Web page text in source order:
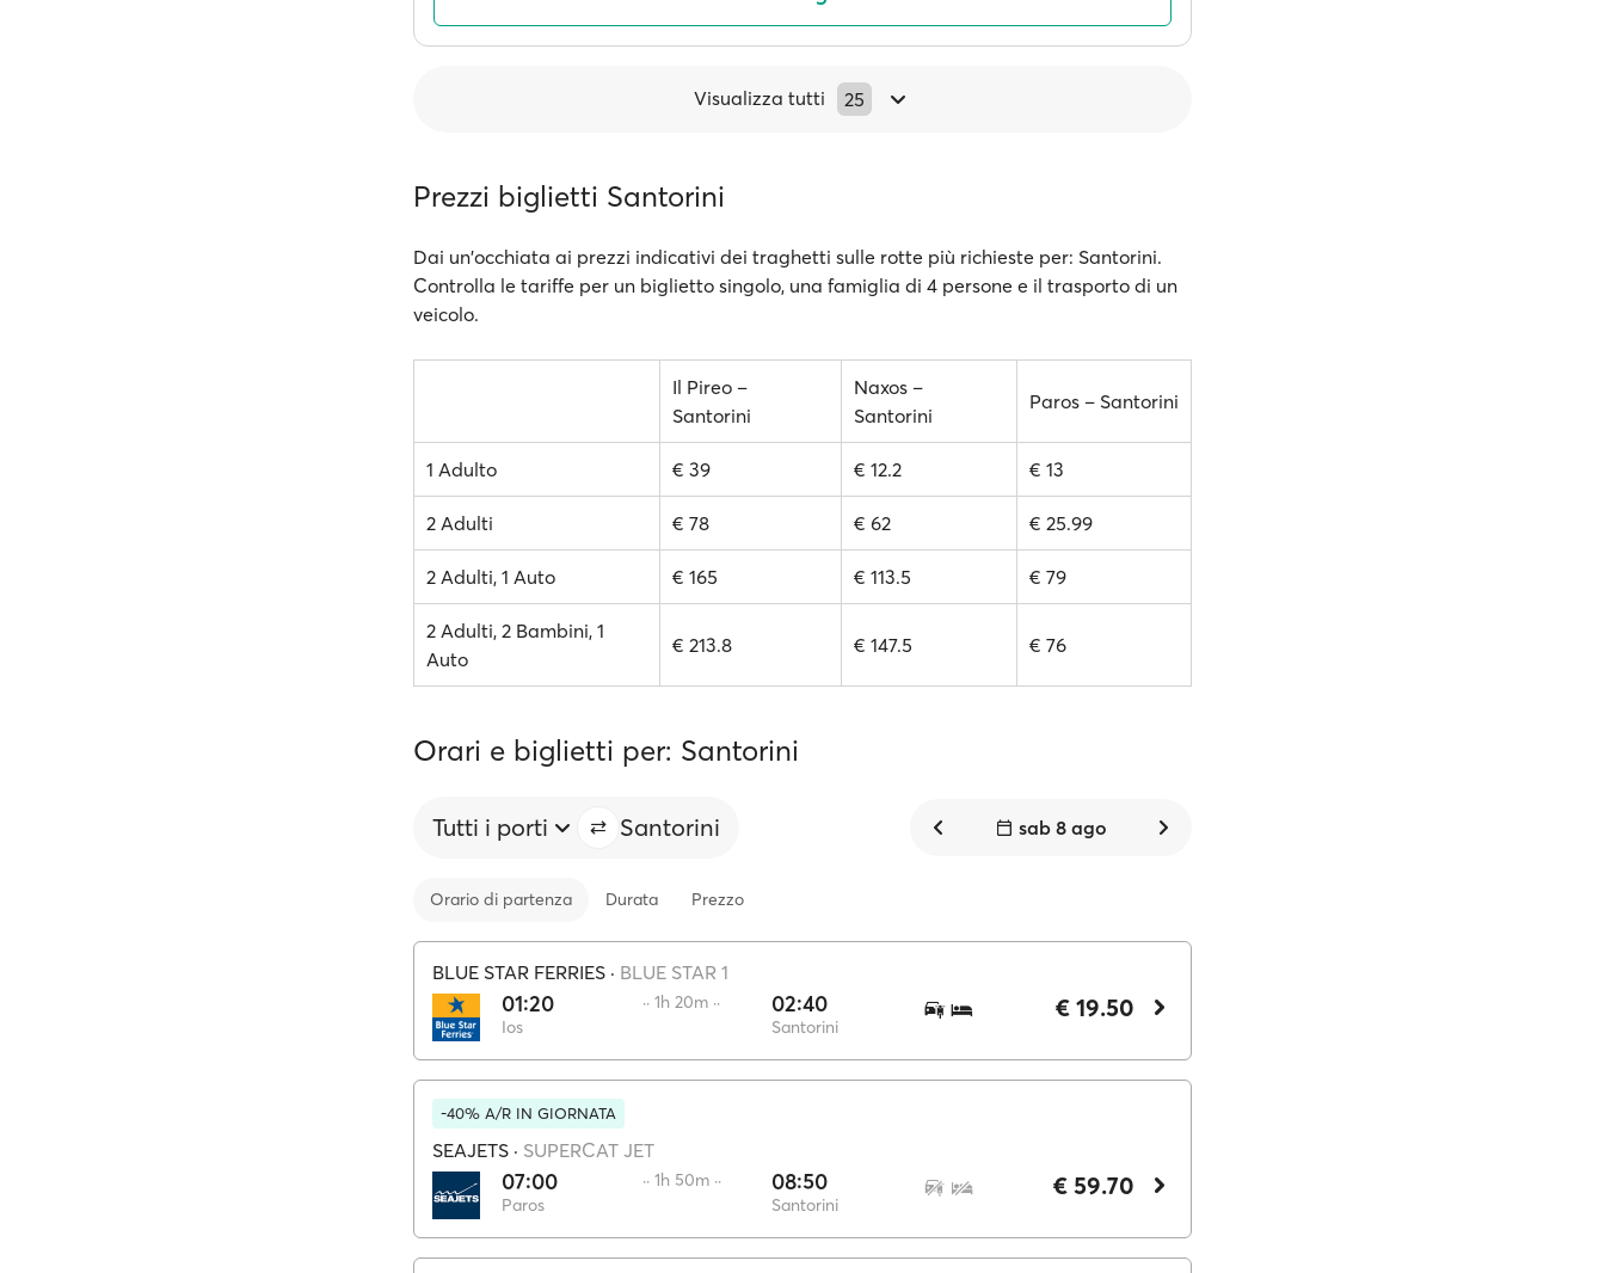
Visualizza tutti 25
Prezzi biglietti Santorini
Dai un'occhiata ai prezzi indicativi dei traghetti sulle rotte più richieste per: Santorini.
Controlla le tariffe per un biglietto singolo, una famiglia di 4 persone e il trasporto di un
veicolo.
Il Pireo –
Santorini
Naxos –
Santorini
Paros – Santorini
1 Adulto € 39 € 12.2 € 13
2 Adulti € 78 € 62 € 25.99
2 Adulti, 1 Auto € 165 € 113.5 € 79
2 Adulti, 2 Bambini, 1
Auto
€ 213.8 € 147.5 € 76
Orari e biglietti per: Santorini
Tutti i porti Santorini sab 8 ago
Orario di partenza Durata Prezzo
BLUE STAR FERRIES · BLUE STAR 1
01:20
Ios
·· 1h 20m ·· 02:40
Santorini
€ 19.50
-40% A/R IN GIORNATA
SEAJETS · SUPERCAT JET
07:00
Paros
·· 1h 50m ·· 08:50
Santorini
€ 59.70